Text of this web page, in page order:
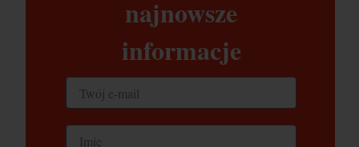
najnowsze
informacje